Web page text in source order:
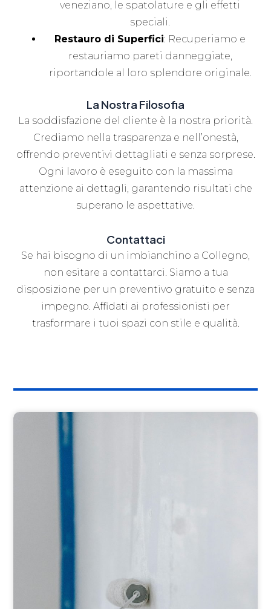
veneziano, le spatolature e gli effetti
speciali.
Restauro di Superfici: Recuperiamo e
restauriamo pareti danneggiate,
riportandole al loro splendore originale.
La Nostra Filosofia
La soddisfazione del cliente è la nostra priorità.
Crediamo nella trasparenza e nell’onestà,
offrendo preventivi dettagliati e senza sorprese.
Ogni lavoro è eseguito con la massima
attenzione ai dettagli, garantendo risultati che
superano le aspettative.
Contattaci
Se hai bisogno di un imbianchino a Collegno,
non esitare a contattarci. Siamo a tua
disposizione per un preventivo gratuito e senza
impegno. Affidati ai professionisti per
trasformare i tuoi spazi con stile e qualità.